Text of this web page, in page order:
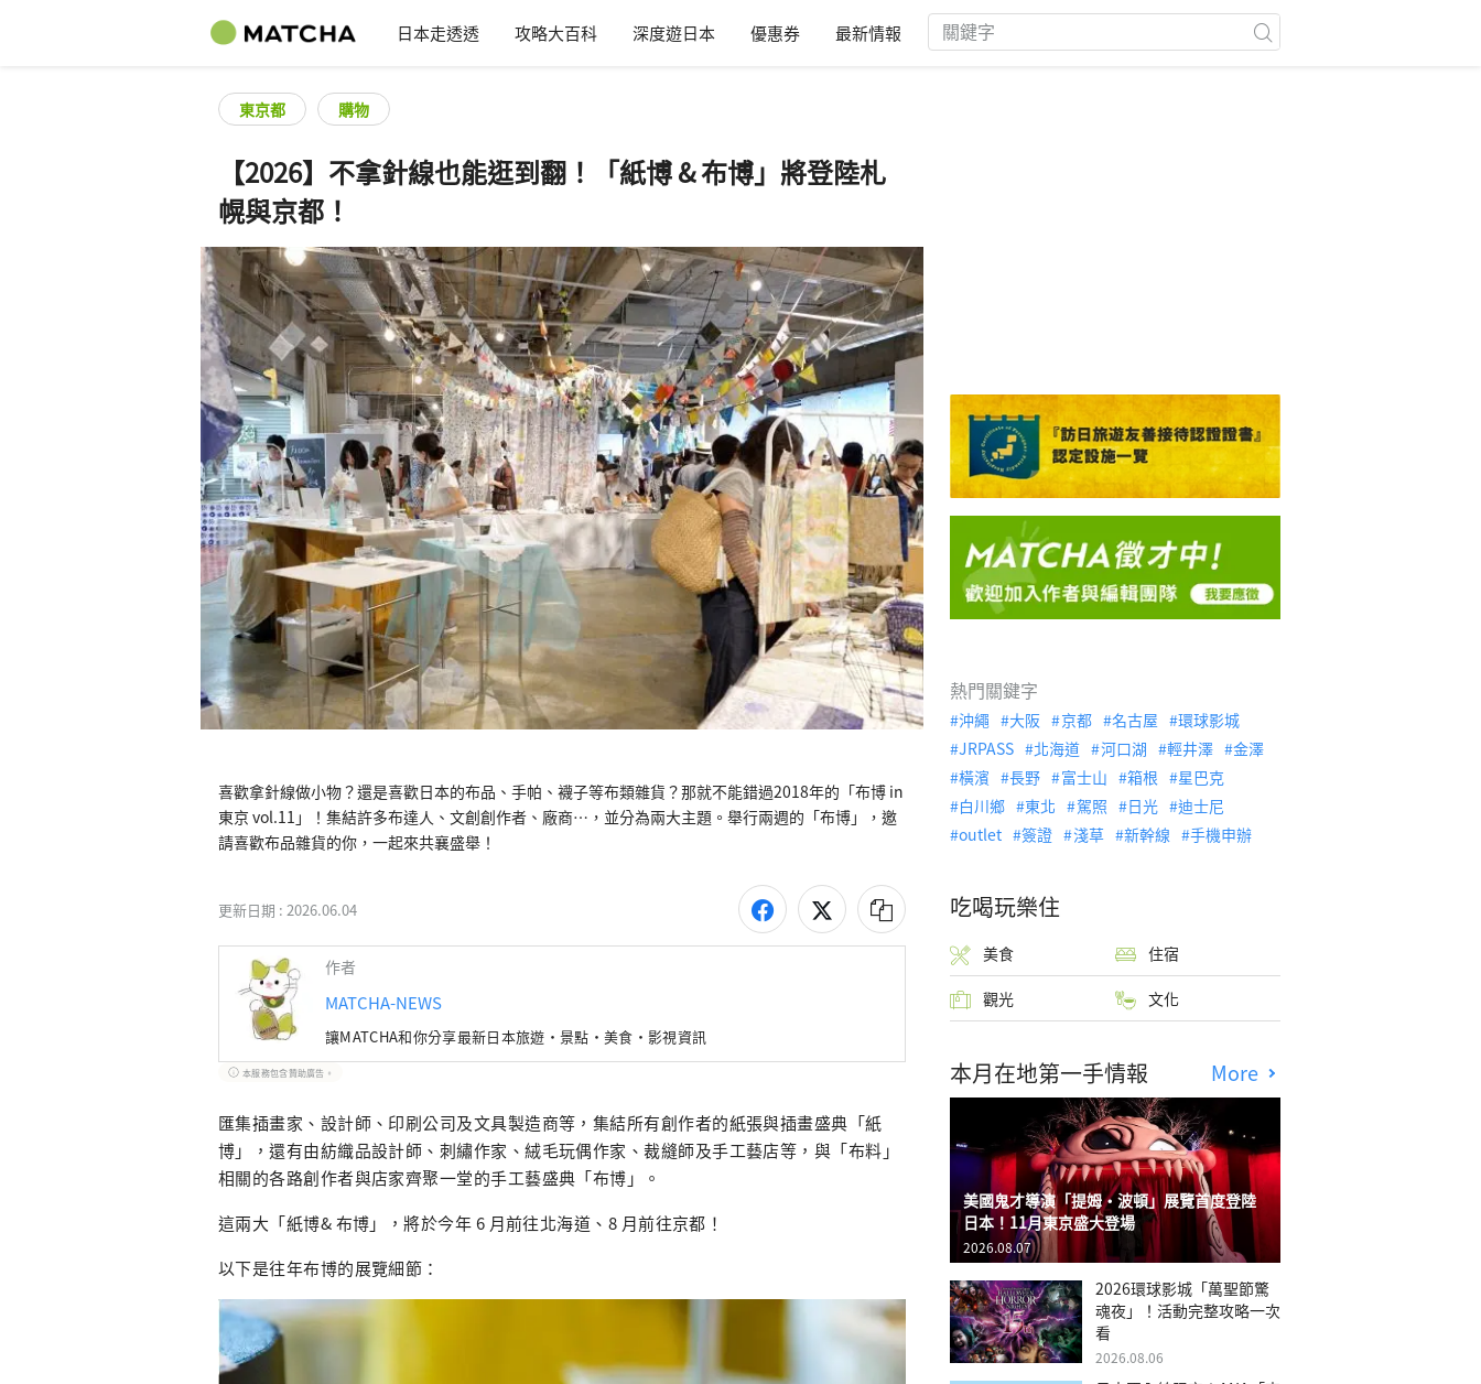
日本走透透 攻略大百科 深度遊日本 優惠券 最新情報
東京都 購物
【2026】不拿針線也能逛到翻！「紙博 & 布博」將登陸札
幌與京都！
喜歡拿針線做小物？還是喜歡日本的布品、手帕、襪子等布類雜貨？那就不能錯過2018年的「布博 in
東京 vol.11」！集結許多布達人、文創創作者、廠商⋯，並分為兩大主題。舉行兩週的「布博」，邀
更新日期 : 2026.06.04
作者
MATCHA-NEWS
讓MATCHA和你分享最新日本旅遊・景點・美食・影視資訊
本服務包含贊助廣告。
匯集插畫家、設計師、印刷公司及文具製造商等，集結所有創作者的紙張與插畫盛典「紙
博」，還有由紡織品設計師、刺繡作家、絨毛玩偶作家、裁縫師及手工藝店等，與「布料」
相關的各路創作者與店家齊聚一堂的手工藝盛典「布博」。
這兩大「紙博& 布博」，將於今年 6 月前往北海道、8 月前往京都！
以下是往年布博的展覽細節：
熱門關鍵字
沖繩 大阪 京都 名古屋
環球影城
JRPASS
北海道 河口湖 輕井澤
金澤
橫濱
長野 富士山 箱根
星巴克
白川鄉
東北 駕照 日光
迪士尼
outlet
簽證 淺草 新幹線 手機申辦
吃喝玩樂住
美食 住宿
觀光 文化
本月在地第一手情報 More
美國鬼才導演「提姆・波頓」展覽首度登陸
日本！11月東京盛大登場
2026.08.07
2026環球影城「萬聖節驚
魂夜」！活動完整攻略一次
看
2026.08.06